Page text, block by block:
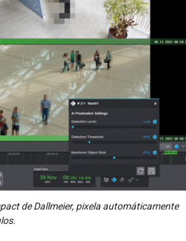
de Dallmeier, pixela automáticamente